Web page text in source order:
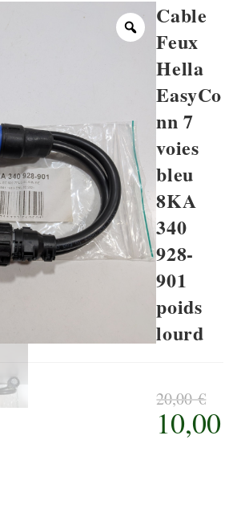
Cable
Feux
Hella
EasyCo
nn 7
voies
bleu
8KA
340
928-
901
poids
lourd
20,00€
Le
prix
initial
10,00